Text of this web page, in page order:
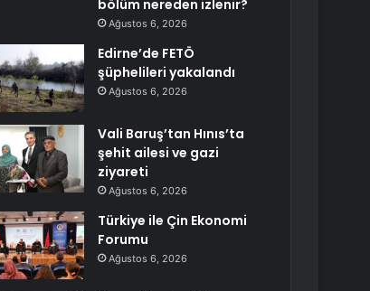
bölüm nereden izlenir?
Ağustos 6, 2026
Edirne’de FETÖ
şüphelileri yakalandı
Ağustos 6, 2026
Vali Baruş’tan Hınıs’ta
şehit ailesi ve gazi
ziyareti
Ağustos 6, 2026
Türkiye ile Çin Ekonomi
Forumu
Ağustos 6, 2026